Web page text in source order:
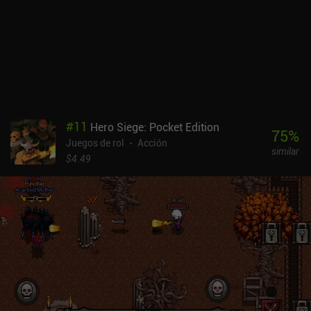
jugabilidad y buen humor lo convierten en una compra obligada
para los fans de los roguelikes hardcore.
#11 Hero Siege: Pocket Edition
Juegos de rol
Acción
$4.49
75%
similar